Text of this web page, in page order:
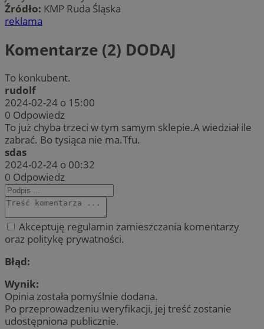
Źródło: KMP Ruda Śląska
reklama
Komentarze (2) DODAJ
To konkubent.
rudolf
2024-02-24 o 15:00
0 Odpowiedz
To już chyba trzeci w tym samym sklepie.A wiedział ile
zabrać. Bo tysiąca nie ma.Tfu.
sdas
2024-02-24 o 00:32
0 Odpowiedz
Akceptuję regulamin zamieszczania komentarzy
oraz politykę prywatności.
Błąd:
Wynik:
Opinia została pomyślnie dodana.
Po przeprowadzeniu weryfikacji, jej treść zostanie
udostępniona publicznie.